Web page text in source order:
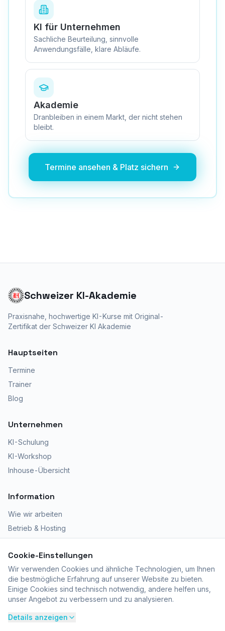
Cookie-Einstellungen
Wir verwenden Cookies und ähnliche Technologien, um Ihnen
die bestmögliche Erfahrung auf unserer Website zu bieten.
Einige Cookies sind technisch notwendig, andere helfen uns,
unser Angebot zu verbessern und zu analysieren.
Details anzeigen
KI für Unternehmen
Sachliche Beurteilung, sinnvolle
Anwendungsfälle, klare Abläufe.
Akademie
Dranbleiben in einem Markt, der nicht stehen
bleibt.
Termine ansehen & Platz sichern
Schweizer KI-Akademie
Praxisnahe, hochwertige KI-Kurse mit Original-
Zertifikat der Schweizer KI Akademie
Hauptseiten
Termine
Trainer
Blog
Unternehmen
KI-Schulung
KI-Workshop
Inhouse-Übersicht
Information
Wie wir arbeiten
Betrieb & Hosting
Zertifizierte Ausbildung
Fragen? 052 366 12 39
Impressum